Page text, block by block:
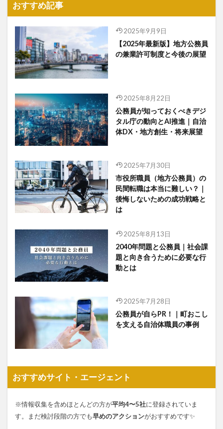
おすすめ記事
2025年9月9日
【2025年最新版】地方公務員
の兼業許可制度と今後の展望
2025年8月22日
公務員が知っておくべきデジ
タル庁の動向とAI推進｜自治
体DX・地方創生・将来展望
2025年7月30日
市役所職員（地方公務員）の
民間転職は本当に難しい？｜
後悔しないための成功戦略と
は
2025年8月13日
2040年問題と公務員｜社会課
題と向き合うために必要な行
動とは
2025年7月28日
公務員が自らPR！｜町おこし
を支える自治体職員の事例
おすすめサイト・エージェント
※情報収集を含めほとんどの方が平均4〜5社に登録されていま
す。まだ検討段階の方でも早めのアクションがおすすめです✨